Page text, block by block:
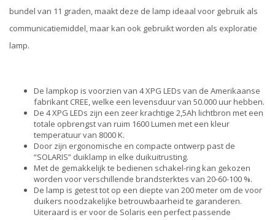
bundel van 11 graden, maakt deze de lamp ideaal voor gebruik als
communicatiemiddel, maar kan ook gebruikt worden als exploratie
lamp.
De lampkop is voorzien van 4 XPG LEDs van de Amerikaanse
fabrikant CREE, welke een levensduur van 50.000 uur hebben.
De 4 XPG LEDs zijn een zeer krachtige 2,5Ah lichtbron met een
totale opbrengst van ruim 1600 Lumen met een kleur
temperatuur van 8000 K.
Door zijn ergonomische en compacte ontwerp past de
“SOLARIS” duiklamp in elke duikuitrusting.
Met de gemakkelijk te bedienen schakel-ring kan gekozen
worden voor verschillende brandsterktes van 20-60-100 %.
De lamp is getest tot op een diepte van 200 meter om de voor
duikers noodzakelijke betrouwbaarheid te garanderen.
Uiteraard is er voor de Solaris een perfect passende